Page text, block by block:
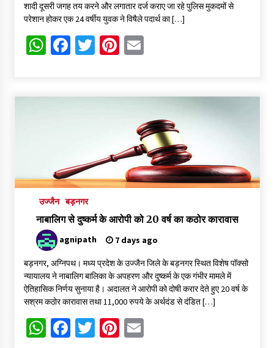
बाबा महाकाल की सवारी मार्ग का हो रहा कायाकल्प, भव्य वॉल पेंटिंग और चौड़ी
सड़कों से निखरेगी अवंतिका की अलौकिक छटा
6 days ago
का केस दर्ज, गिरफ्तारी के लिए पुलिस की दबिश
फर्जी कागजात से वाहन बेचकर रात में खुद ही कर लेते थे चोरी
6 days ago
शादी दूसरी जगह तय करने और लगातार दर्ज कराए जा रहे पुलिस मुकदमों से
परेशान होकर एक 24 वर्षीय युवक ने विषैले पदार्थ का […]
WhatsApp
Facebook
TwitterPinterest
Email
उज्जैन बड़नगर
नाबालिग से दुष्कर्म के आरोपी को 20 वर्ष का कठोर कारावास
agnipath 7 days ago
बड़नगर, अग्निपथ। मध्य प्रदेश के उज्जैन जिले के बड़नगर स्थित विशेष पॉक्सो
न्यायालय ने नाबालिग बालिका के अपहरण और दुष्कर्म के एक गंभीर मामले में
ऐतिहासिक निर्णय सुनाया है। अदालत ने आरोपी को दोषी करार देते हुए 20 वर्ष के
सश्रम कठोर कारावास तथा 11,000 रुपये के अर्थदंड से दंडित […]
WhatsApp
Facebook
TwitterPinterest
Email